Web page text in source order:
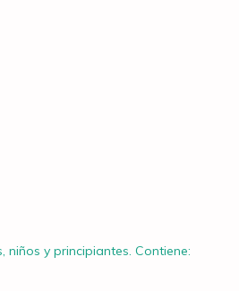
y principiantes. Contiene: